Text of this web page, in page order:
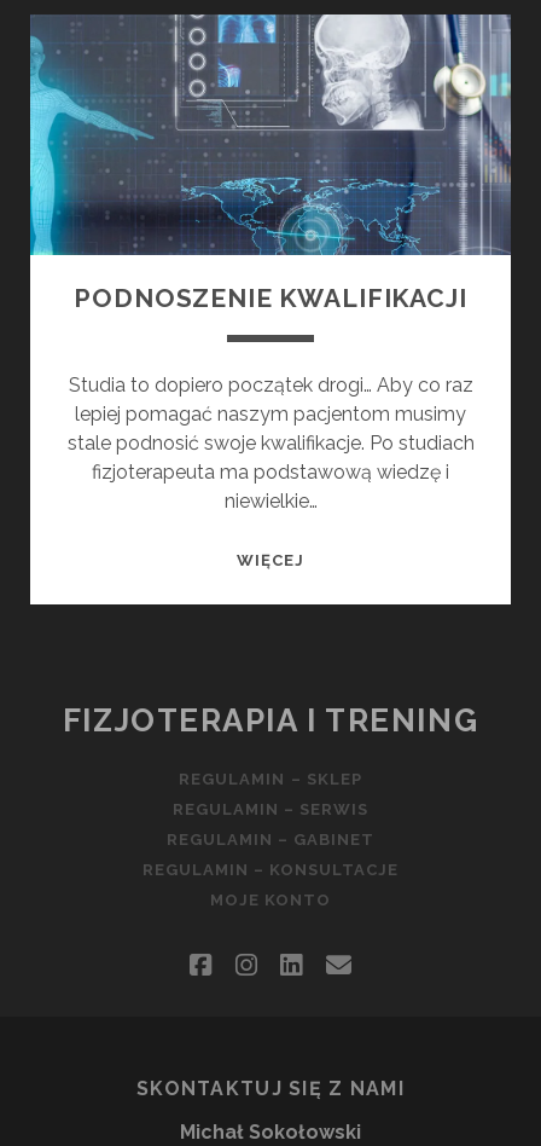
MOŻE
POMÓC?
PODNOSZENIE KWALIFIKACJI
Studia to dopiero początek drogi… Aby co raz
lepiej pomagać naszym pacjentom musimy
stale podnosić swoje kwalifikacje. Po studiach
fizjoterapeuta ma podstawową wiedzę i
niewielkie…
WIĘCEJ
FIZJOTERAPIA I TRENING
REGULAMIN – SKLEP
REGULAMIN – SERWIS
REGULAMIN – GABINET
REGULAMIN – KONSULTACJE
MOJE KONTO
facebookinstagram
linkedin
email
SKONTAKTUJ SIĘ Z NAMI
Michał Sokołowski